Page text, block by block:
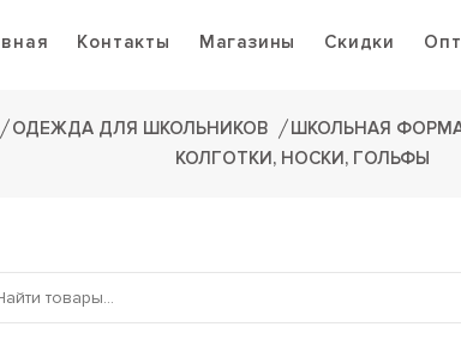
Контакты Магазины Скидки
ОДЕЖДА ДЛЯ ШКОЛЬНИКОВ ШКОЛЬНАЯ
КОЛГОТКИ, НОСКИ, ГОЛЬФЫ